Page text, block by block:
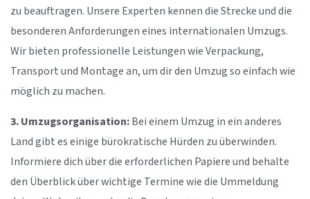
zu beauftragen. Unsere Experten kennen die Strecke und die
besonderen Anforderungen eines internationalen Umzugs.
Wir bieten professionelle Leistungen wie Verpackung,
Transport und Montage an, um dir den Umzug so einfach wie
möglich zu machen.
3. Umzugsorganisation:Bei einem Umzug in ein anderes
Land gibt es einige bürokratische Hürden zu überwinden.
Informiere dich über die erforderlichen Papiere und behalte
den Überblick über wichtige Termine wie die Ummeldung